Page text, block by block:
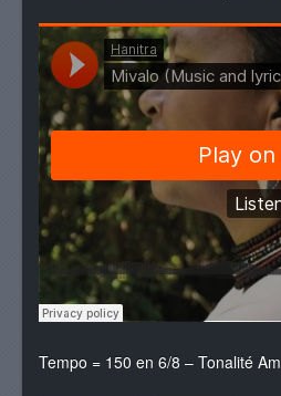
Tempo = 150 en 6/8 – Tonalité Am